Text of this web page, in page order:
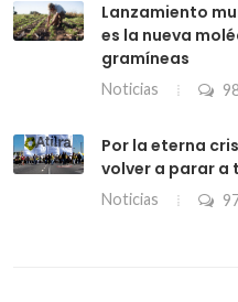
Lanzamiento
es la nueva
gramíneas
Noticias
Por la eterna
volver a parar
Noticias